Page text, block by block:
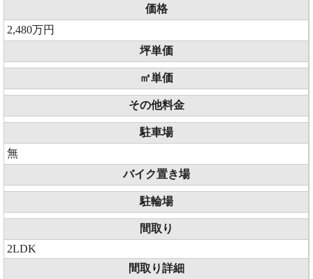
価格
2,480万円
坪単価
㎡単価
その他料金
駐車場
無
バイク置き場
駐輪場
間取り
2LDK
間取り詳細